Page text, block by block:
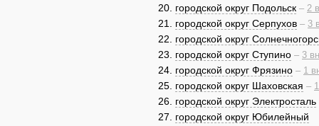
городской округ Подольск – 2
городской округ Серпухов – 3
городской округ
городской округ Ступино – 3
городской округ Фрязино – 1
городской округ Шаховская –
городской округ Электросталь
городской округ Юбилейный